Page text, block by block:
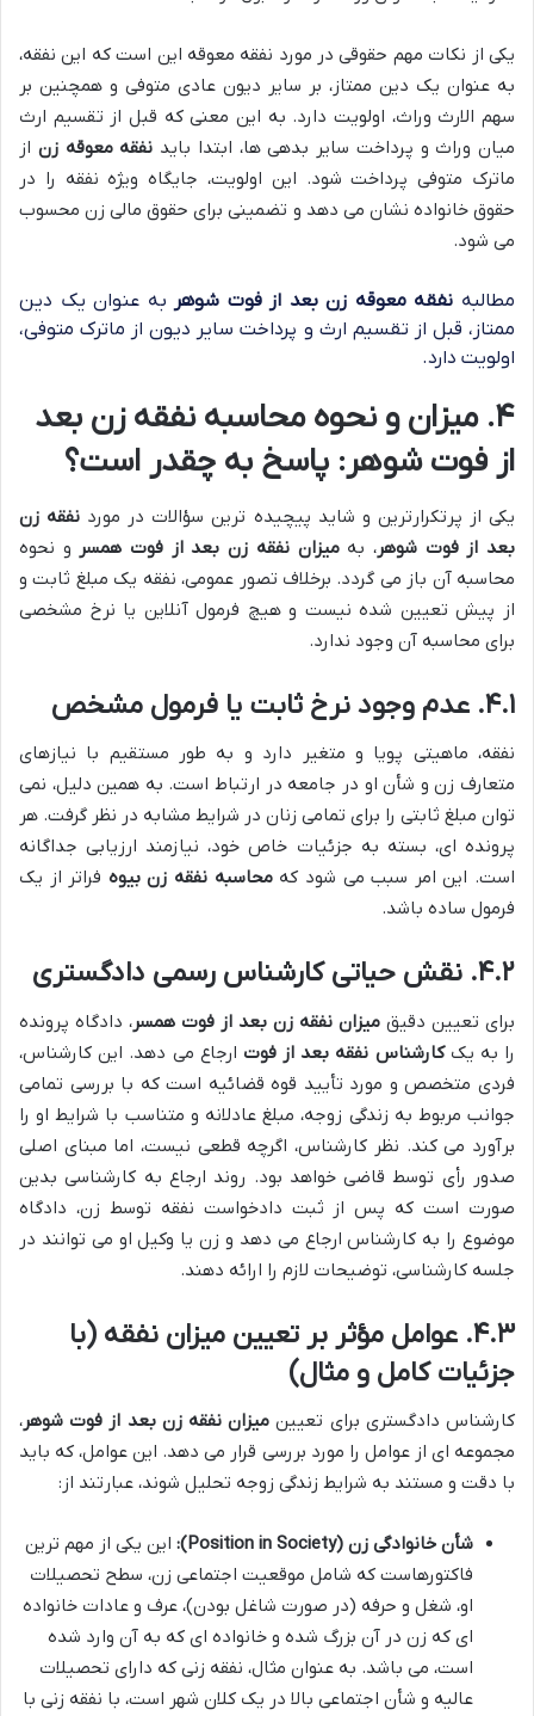
یکی از نکات مهم حقوقی در مورد نفقه معوقه این است که این نفقه،
به عنوان یک دین ممتاز، بر سایر دیون عادی متوفی و همچنین بر
سهم الارث وراث، اولویت دارد. به این معنی که قبل از تقسیم ارث
میان وراث و پرداخت سایر بدهی ها، ابتدا باید نفقه معوقه زن از
ماترک متوفی پرداخت شود. این اولویت، جایگاه ویژه نفقه را در
حقوق خانواده نشان می دهد و تضمینی برای حقوق مالی زن محسوب
می شود.
مطالبه نفقه معوقه زن بعد از فوت شوهر به عنوان یک دین
ممتاز، قبل از تقسیم ارث و پرداخت سایر دیون از ماترک متوفی،
اولویت دارد.
۴. میزان و نحوه محاسبه نفقه زن بعد
از فوت شوهر: پاسخ به چقدر است؟
یکی از پرتکرارترین و شاید پیچیده ترین سؤالات در مورد نفقه زن
بعد از فوت شوهر، بهمیزان نفقه زن بعد از فوت همسر و نحوه
محاسبه آن باز می گردد. برخلاف تصور عمومی، نفقه یک مبلغ ثابت و
از پیش تعیین شده نیست و هیچ فرمول آنلاین یا نرخ مشخصی
برای محاسبه آن وجود ندارد.
۴.۱. عدم وجود نرخ ثابت یا فرمول مشخص
نفقه، ماهیتی پویا و متغیر دارد و به طور مستقیم با نیازهای
متعارف زن و شأن او در جامعه در ارتباط است. به همین دلیل، نمی
توان مبلغ ثابتی را برای تمامی زنان در شرایط مشابه در نظر گرفت. هر
پرونده ای، بسته به جزئیات خاص خود، نیازمند ارزیابی جداگانه
است. این امر سبب می شود کهمحاسبه نفقه زن بیوه فراتر از یک
فرمول ساده باشد.
۴.۲. نقش حیاتی کارشناس رسمی دادگستری
برای تعیین دقیق میزان نفقه زن بعد از فوت همسر، دادگاه پرونده
را به یککارشناس نفقه بعد از فوت ارجاع می دهد. این کارشناس،
فردی متخصص و مورد تأیید قوه قضائیه است که با بررسی تمامی
جوانب مربوط به زندگی زوجه، مبلغ عادلانه و متناسب با شرایط او را
برآورد می کند. نظر کارشناس، اگرچه قطعی نیست، اما مبنای اصلی
صدور رأی توسط قاضی خواهد بود. روند ارجاع به کارشناسی بدین
صورت است که پس از ثبت دادخواست نفقه توسط زن، دادگاه
موضوع را به کارشناس ارجاع می دهد و زن یا وکیل او می توانند در
جلسه کارشناسی، توضیحات لازم را ارائه دهند.
۴.۳. عوامل مؤثر بر تعیین میزان نفقه (با
جزئیات کامل و مثال)
کارشناس دادگستری برای تعیین میزان نفقه زن بعد از فوت شوهر،
مجموعه ای از عوامل را مورد بررسی قرار می دهد. این عوامل، که باید
با دقت و مستند به شرایط زندگی زوجه تحلیل شوند، عبارتند از:
شأن خانوادگی زن (Position in Society):
این یکی از مهم ترین
فاکتورهاست که شامل موقعیت اجتماعی زن، سطح تحصیلات
او، شغل و حرفه (در صورت شاغل بودن)، عرف و عادات خانواده
ای که زن در آن بزرگ شده و خانواده ای که به آن وارد شده
است، می باشد. به عنوان مثال، نفقه زنی که دارای تحصیلات
عالیه و شأن اجتماعی بالا در یک کلان شهر است، با نفقه زنی با